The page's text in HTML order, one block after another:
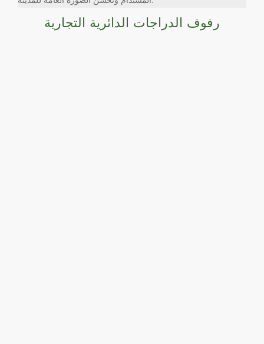
رفوف الدراجات الدائرية التجارية